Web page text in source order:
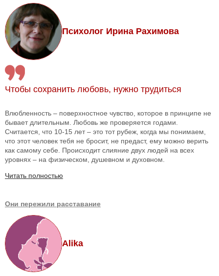
Психолог Ирина Рахимова
Чтобы сохранить любовь, нужно трудиться
Влюбленность – поверхностное чувство, которое в принципе не
бывает длительным. Любовь же проверяется годами.
Считается, что 10-15 лет – это тот рубеж, когда мы понимаем,
что этот человек тебя не бросит, не предаст, ему можно верить
как самому себе. Происходит слияние двух людей на всех
уровнях – на физическом, душевном и духовном.
Читать полностью
Они пережили расставание
Alika